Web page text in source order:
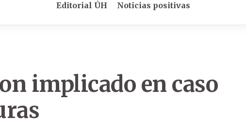
Editorial ÚH Noticias positivas
implicado en caso